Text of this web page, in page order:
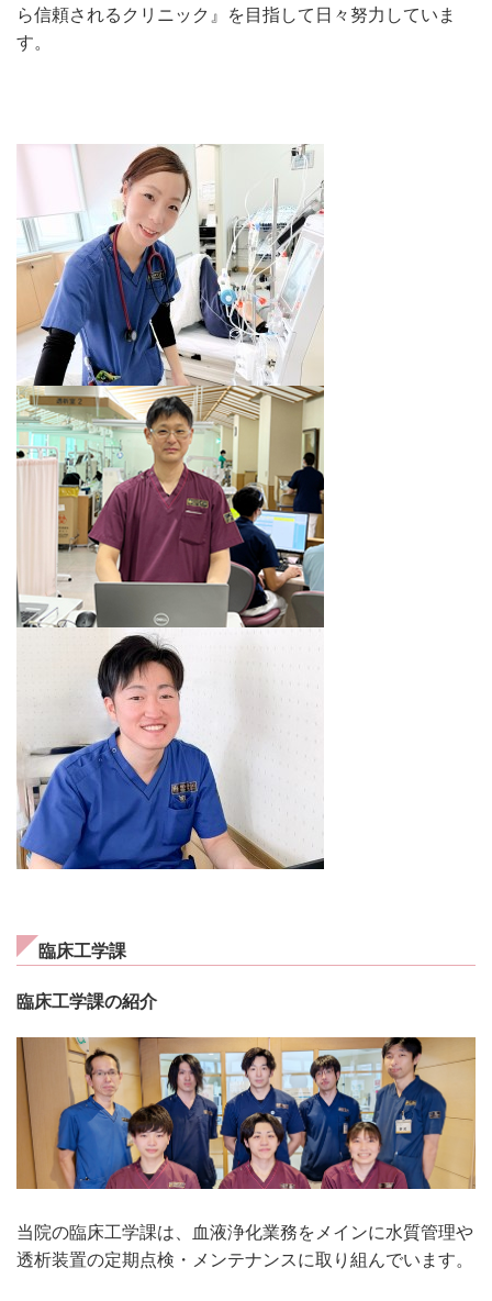
ら信頼されるクリニック』を目指して日々努力していま
す。
臨床工学課
臨床工学課の紹介
当院の臨床工学課は、血液浄化業務をメインに水質管理や
透析装置の定期点検・メンテナンスに取り組んでいます。